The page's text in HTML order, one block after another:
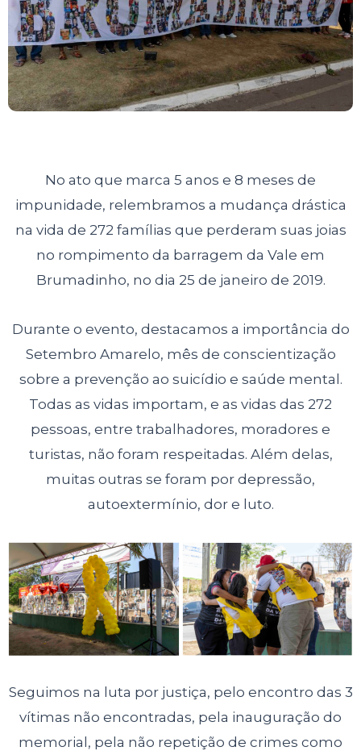
No ato que marca 5 anos e 8 meses de
impunidade, relembramos a mudança drástica
na vida de 272 famílias que perderam suas joias
no rompimento da barragem da Vale em
Brumadinho, no dia 25 de janeiro de 2019.
Durante o evento, destacamos a importância do
Setembro Amarelo, mês de conscientização
sobre a prevenção ao suicídio e saúde mental.
Todas as vidas importam, e as vidas das 272
pessoas, entre trabalhadores, moradores e
turistas, não foram respeitadas. Além delas,
muitas outras se foram por depressão,
autoextermínio, dor e luto.
Seguimos na luta por justiça, pelo encontro das 3
vítimas não encontradas, pela inauguração do
memorial, pela não repetição de crimes como